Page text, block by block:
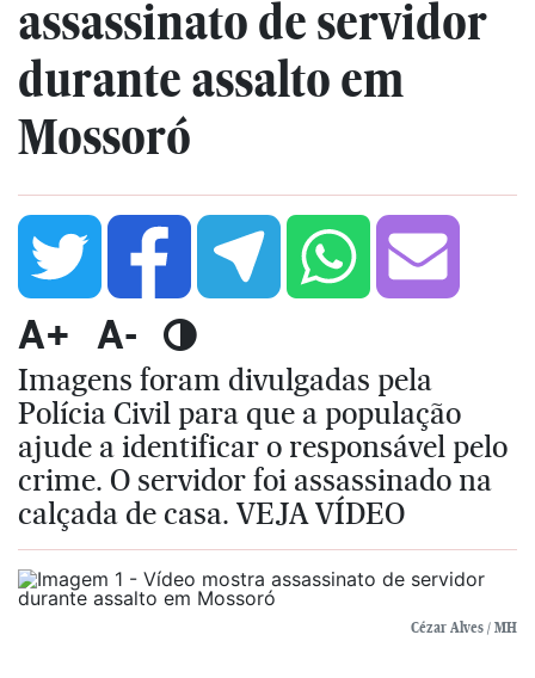
assassinato de servidor
durante assalto em
Mossoró
A+ A-
Imagens foram divulgadas pela
Polícia Civil para que a população
ajude a identificar o responsável pelo
crime. O servidor foi assassinado na
calçada de casa. VEJA VÍDEO
Cézar Alves / MH